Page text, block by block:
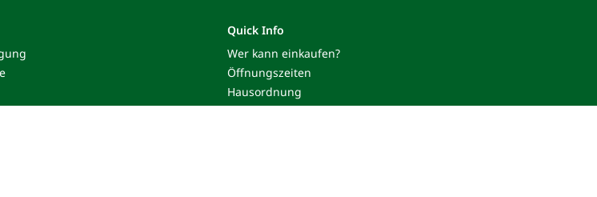
Quick Info
Wer kann einkaufen?
Öffnungszeiten
Hausordnung